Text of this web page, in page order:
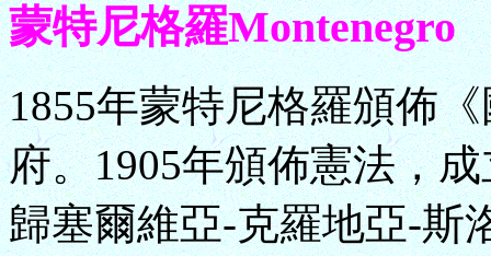
蒙特尼格羅Montenegro
1855年蒙特尼格羅頒佈
府。1905年頒佈憲法，
歸塞爾維亞-克羅地亞-斯